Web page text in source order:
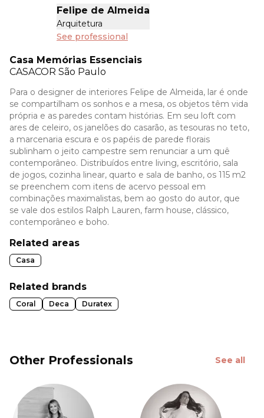
Felipe de Almeida
Arquitetura
See professional
Casa Memórias Essenciais
CASACOR São Paulo
Para o designer de interiores Felipe de Almeida, lar é onde
se compartilham os sonhos e a mesa, os objetos têm vida
própria e as paredes contam histórias. Em seu loft com
ares de celeiro, os janelões do casarão, as tesouras no teto,
a marcenaria escura e os papéis de parede florais
sublinham o jeito campestre sem renunciar a um quê
contemporâneo. Distribuídos entre living, escritório, sala
de jogos, cozinha linear, quarto e sala de banho, os 115 m2
se preenchem com itens de acervo pessoal em
combinações maximalistas, bem ao gosto do autor, que
se vale dos estilos Ralph Lauren, farm house, clássico,
contemporâneo e boho.
Related areas
Casa
Related brands
Coral Deca Duratex
Other Professionals See all